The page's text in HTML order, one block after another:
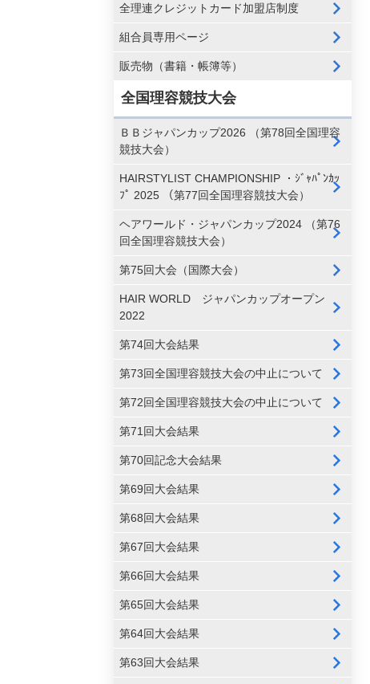
全理連クレジットカード加盟店制度
組合員専用ページ
販売物（書籍・帳簿等）
全国理容競技大会
ＢＢジャパンカップ2026 （第78回全国理容
競技大会）
HAIRSTYLIST CHAMPIONSHIP ・ｼﾞｬﾊﾟﾝｶｯ
ﾌﾟ 2025 （第77回全国理容競技大会）
ヘアワールド・ジャパンカップ2024 （第76
回全国理容競技大会）
第75回大会（国際大会）
HAIR WORLD ジャパンカップオープン
2022
第74回大会結果
第73回全国理容競技大会の中止について
第72回全国理容競技大会の中止について
第71回大会結果
第70回記念大会結果
第69回大会結果
第68回大会結果
第67回大会結果
第66回大会結果
第65回大会結果
第64回大会結果
第63回大会結果